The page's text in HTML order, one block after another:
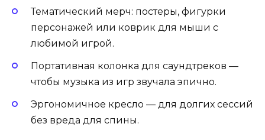
Тематический мерч: постеры, фигурки
персонажей или коврик для мыши с
любимой игрой.
Портативная колонка для саундтреков —
чтобы музыка из игр звучала эпично.
Эргономичное кресло — для долгих сессий
без вреда для спины.